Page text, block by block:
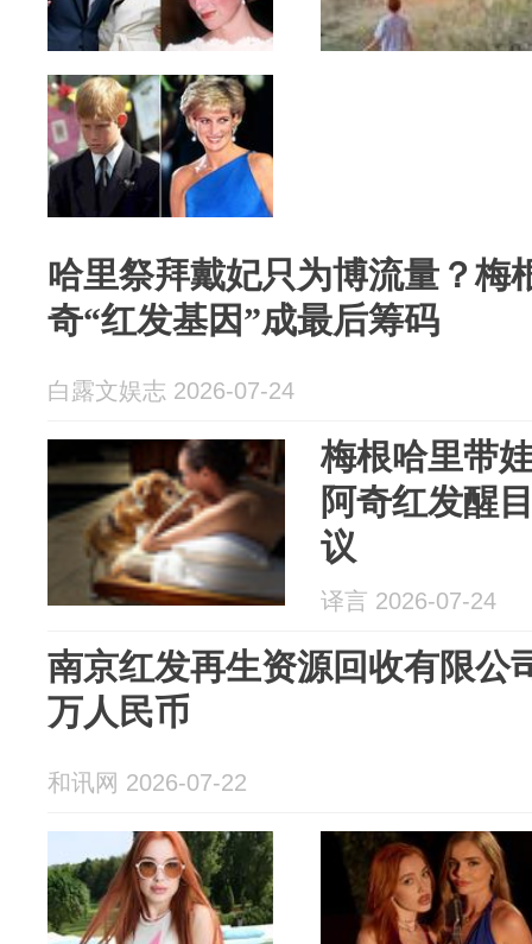
哈里祭拜戴妃只为博流量？梅
奇“红发基因”成最后筹码
白露文娱志 2026-07-24
梅根哈里带
阿奇红发醒
议
译言 2026-07-24
南京红发再生资源回收有限公
万人民币
和讯网 2026-07-22